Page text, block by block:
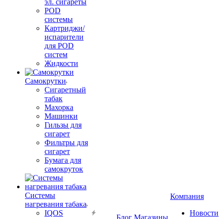
эл. сигареты
POD
системы
Картриджи/
испарители
для POD
систем
Жидкости
Самокрутки
Сигаретный
табак
Махорка
Машинки
Гильзы для
сигарет
Фильтры для
сигарет
Бумага для
самокруток
Системы
нагревания табака
IQOS
Блог Магазины
Компания
Новости